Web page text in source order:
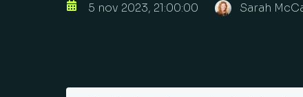
5 nov 2023, 21:00:00 Sarah